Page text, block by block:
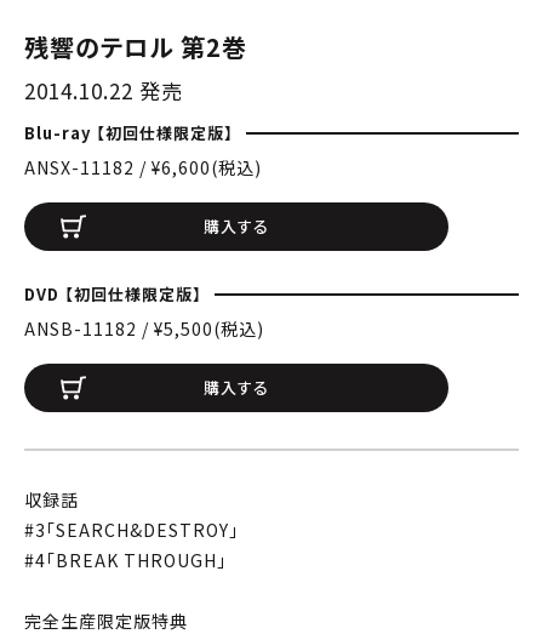
残響のテロル 第2巻
2014.10.22 発売
Blu-ray 【初回仕様限定版】
ANSX-11182 / ¥6,600(税込)
購入する
DVD 【初回仕様限定版】
ANSB-11182 / ¥5,500(税込)
購入する
収録話
#3「SEARCH&DESTROY」
#4「BREAK THROUGH」
完全生産限定版特典